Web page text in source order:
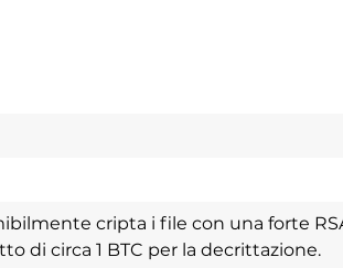
cripta i file con una forte
di circa 1 BTC per la decrittazione.